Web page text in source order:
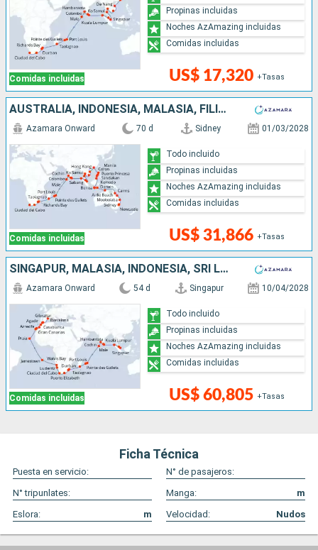
Comidas incluidas US$ 17,320 +Tasas
Propinas incluidas
Noches AzAmazing incluidas
Comidas incluidas
AUSTRALIA, INDONESIA, MALASIA, FILIPINAS, CHINA, VIETNAM, TAILANDIA, SINGAPUR, SRI LANKA, INDIA, MALDIVAS, MAURICE, FRANCIA, MADAGASCAR, SUDAFRICA
Comidas incluidas
Azamara Onward 70 d Sidney 01/03/2028
US$ 31,866 +Tasas
Todo incluido
Propinas incluidas
Noches AzAmazing incluidas
Comidas incluidas
SINGAPUR, MALASIA, INDONESIA, SRI LANKA, INDIA, MALDIVAS, MAURICE, FRANCIA, MADAGASCAR, SUDAFRICA, NAMIBIA, REINO UNIDO, CABO VERDE, MARRUECOS, ESPAÑA
Comidas incluidas
Azamara Onward 54 d Singapur 10/04/2028
US$ 60,805 +Tasas
Todo incluido
Propinas incluidas
Noches AzAmazing incluidas
Comidas incluidas
Ficha Técnica
Puesta en servicio:
N° de pasajeros:
N° tripunlates:
Manga:
m
Eslora:
m Velocidad: Nudos